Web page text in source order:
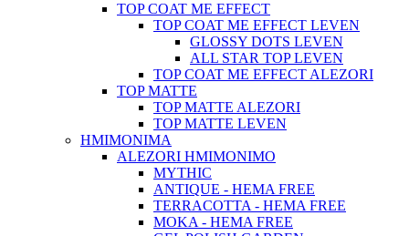
TOP COAT ΜΕ EFFECT
TOP COAT ME EFFECT LEVEN
GLOSSY DOTS LEVEN
ALL STAR TOP LEVEN
TOP COAT ME EFFECT ALEZORI
TOP MATTE
TOP MATTE ALEZORI
TOP MATTE LEVEN
ΗΜΙΜΟΝΙΜΑ
ALEZORI ΗΜΙΜΟΝΙΜΟ
MYTHIC
ANTIQUE - HEMA FREE
TERRACOTTA - HEMA FREE
MOKA - HEMA FREE